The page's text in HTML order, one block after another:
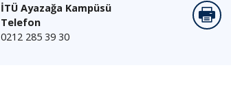
İTÜ Ayazağa Kampüsü
Telefon
0212 285 39 30